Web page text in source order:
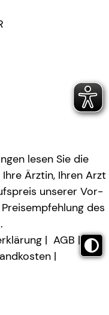
lesen Sie die
Ärztin, Ihren Arzt
unserer Vor-
des
AGB